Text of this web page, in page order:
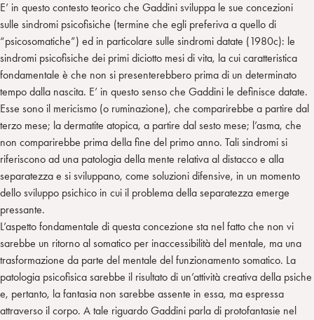
E’ in questo contesto teorico che Gaddini sviluppa le sue concezioni
sulle sindromi psicofisiche (termine che egli preferiva a quello di
“psicosomatiche”) ed in particolare sulle sindromi datate (1980c): le
sindromi psicofisiche dei primi diciotto mesi di vita, la cui caratteristica
fondamentale è che non si presenterebbero prima di un determinato
tempo dalla nascita. E’ in questo senso che Gaddini le definisce datate.
Esse sono il mericismo (o ruminazione), che comparirebbe a partire dal
terzo mese; la dermatite atopica, a partire dal sesto mese; l’asma, che
non comparirebbe prima della fine del primo anno. Tali sindromi si
riferiscono ad una patologia della mente relativa al distacco e alla
separatezza e si sviluppano, come soluzioni difensive, in un momento
dello sviluppo psichico in cui il problema della separatezza emerge
pressante.
L’aspetto fondamentale di questa concezione sta nel fatto che non vi
sarebbe un ritorno al somatico per inaccessibilità del mentale, ma una
trasformazione da parte del mentale del funzionamento somatico. La
patologia psicofisica sarebbe il risultato di un’attività creativa della psiche
e, pertanto, la fantasia non sarebbe assente in essa, ma espressa
attraverso il corpo. A tale riguardo Gaddini parla di protofantasie nel